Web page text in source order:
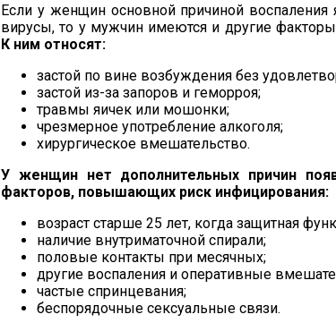
Если у женщин основной причиной воспаления
вирусы, то у мужчин имеются и другие
К ним относят:
застой по вине возбуждения без
застой из-за запоров и геморроя;
травмы яичек или мошонки;
чрезмерное употребление алкоголя;
хирургическое вмешательство.
У женщин нет дополнительных причин
факторов, повышающих риск инфицирования:
возраст старше 25 лет, когда защитная
наличие внутриматочной спирали;
половые контакты при месячных;
другие воспаления и оперативные
частые спринцевания;
беспорядочные сексуальные связи.